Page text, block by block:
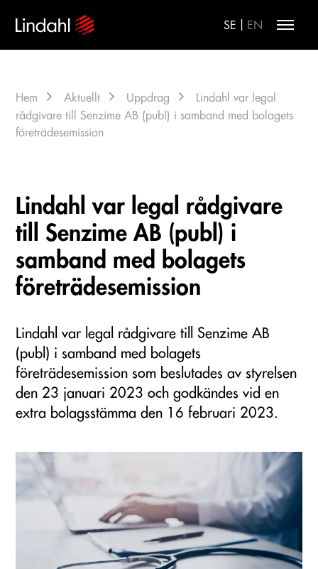
SE EN
Hem Aktuellt Uppdrag
Lindahl var legal
rådgivare till Senzime AB (publ) i samband med bolagets
företrädesemission
Lindahl var legal rådgivare
till Senzime AB (publ) i
samband med bolagets
företrädesemission
Lindahl var legal rådgivare till Senzime AB
(publ) i samband med bolagets
företrädesemission som beslutades av styrelsen
den 23 januari 2023 och godkändes vid en
extra bolagsstämma den 16 februari 2023.